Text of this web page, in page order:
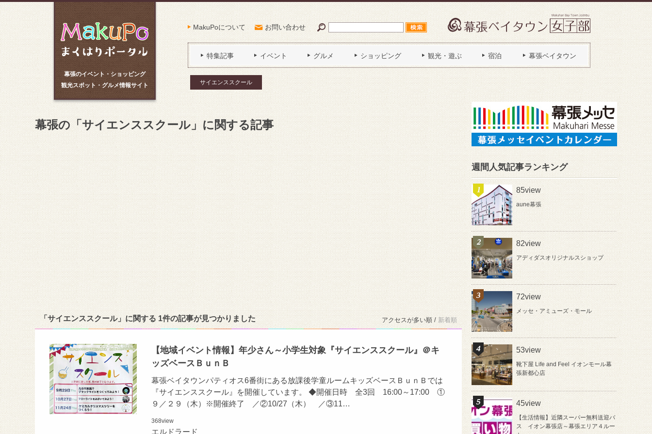
幕張のイベント・ショッピング
観光スポット・グルメ情報サイト
MakuPoについて お問い合わせ
特集記事 イベント グルメ ショッピング 観光・遊ぶ 宿泊 幕張ベイタウン
サイエンススクール
幕張の「サイエンススクール」に関する記事
「サイエンススクール」に関する 1件の記事が見つかりました アクセスが多い順 / 新着順
【地域イベント情報】年少さん～小学生対象『サイエンススクール』＠キ
ッズベースＢｕｎＢ
幕張ベイタウンパティオス6番街にある放課後学童ルームキッズベースＢｕｎＢでは
『サイエンススクール』を開催しています。 ◆開催日時 全3回 16:00～17:00 ①
９／２９（木）※開催終了 ／②10/27（木） ／③11…
368view
エルドラード
週間人気記事ランキング
85view
aune幕張
82view
アディダスオリジナルスショップ
72view
メッセ・アミューズ・モール
53view
靴下屋 Life and Feel イオンモール幕
張新都心店
45view
【生活情報】近隣スーパー無料送迎バ
ス イオン幕張店～幕張エリア４ルー